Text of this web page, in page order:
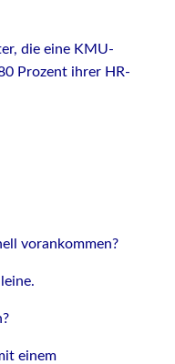
die eine KMU-
Prozent ihrer HR-
vorankommen?
einem